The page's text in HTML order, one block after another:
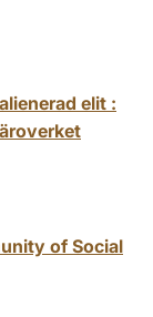
elit :
of Social